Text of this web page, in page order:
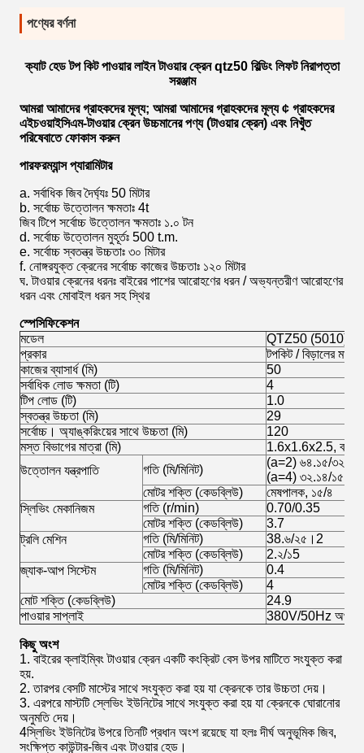
পণ্যের বর্ণনা
ক্যাট হেড টপ কিট পাওয়ার লাইন টাওয়ার ক্রেন qtz50 বিল্ডিং লিফট নিরাপত্তা
সরঞ্জাম
আমরা আমাদের গ্রাহকদের মূল্য; আমরা আমাদের গ্রাহকদের মূল্য ¢ গ্রাহকদের
এইচওয়াইসিএম-টাওয়ার ক্রেন উচ্চমানের পণ্য (টাওয়ার ক্রেন) এবং নিখুঁত
পরিষেবাতে ফোকাস করুন
পারফরম্যান্স প্যারামিটার
a. সর্বাধিক জিব দৈর্ঘ্যঃ 50 মিটার
b. সর্বোচ্চ উত্তোলন ক্ষমতাঃ 4t
জিব টিপে সর্বোচ্চ উত্তোলন ক্ষমতাঃ ১.০ টন
d. সর্বোচ্চ উত্তোলন মুহূর্তঃ 500 t.m.
e. সর্বোচ্চ স্বতন্ত্র উচ্চতাঃ ৩০ মিটার
f. নোঙ্গরযুক্ত ক্রেনের সর্বোচ্চ কাজের উচ্চতাঃ ১২০ মিটার
ঘ. টাওয়ার ক্রেনের ধরনঃ বাইরের পাশের আরোহণের ধরন / অভ্যন্তরীণ আরোহণের
ধরন এবং মোবাইল ধরন সহ স্থির
স্পেসিফিকেশন
মডেল
QTZ50 (5010)
প্রকার
টপকিট / বিড়ালের মাথা
কাজের ব্যাসার্ধ (মি)
50
সর্বাধিক লোড ক্ষমতা (টি)
4
টিপ লোড (টি)
1.0
স্বতন্ত্র উচ্চতা (মি)
29
সর্বোচ্চ। অ্যাঙ্করিংয়ের সাথে উচ্চতা (মি)
120
মস্ত বিভাগের মাত্রা (মি)
1.6x1.6x2.5,
উত্তোলন যন্ত্রপাতি
গতি (মি/মিনিট)
(a=2) ৬৪.১৫/
(a=4) ৩২.১৪/
মোটর শক্তি (কেডব্লিউ)
মেষপালক, ১৫/৪
স্লিভিং মেকানিজম
গতি (r/min)
0.70/0.35
মোটর শক্তি (কেডব্লিউ)
3.7
ট্রলি মেশিন
গতি (মি/মিনিট)
38.৬/২৫।2
মোটর শক্তি (কেডব্লিউ)
2.২/১5
জ্যাক-আপ সিস্টেম
গতি (মি/মিনিট)
0.4
মোটর শক্তি (কেডব্লিউ)
4
মোট শক্তি (কেডব্লিউ)
24.9
পাওয়ার সাপ্লাই
380V/50Hz অথবা
কিছু অংশ
1. বাইরের ক্লাইম্বিং টাওয়ার ক্রেন একটি কংক্রিট বেস উপর মাটিতে সংযুক্ত করা
হয়.
2. তারপর বেসটি মাস্টের সাথে সংযুক্ত করা হয় যা ক্রেনকে তার উচ্চতা দেয়।
3. এরপরে মাস্টটি স্লেভিং ইউনিটের সাথে সংযুক্ত করা হয় যা ক্রেনকে ঘোরানোর
অনুমতি দেয়।
4স্লিভিং ইউনিটের উপরে তিনটি প্রধান অংশ রয়েছে যা হলঃ দীর্ঘ অনুভূমিক জিব,
সংক্ষিপ্ত কাউন্টার-জিব এবং টাওয়ার হেড।